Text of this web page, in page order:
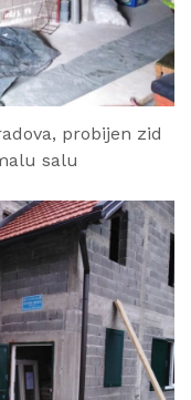
probijen zid
salu